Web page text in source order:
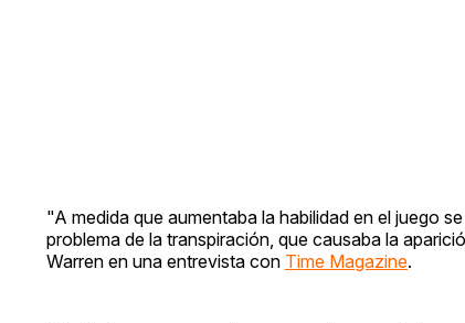
"A medida que aumentaba la habilidad en el juego
problema de la transpiración, que causaba la
Warren en una entrevista con Time Magazine.